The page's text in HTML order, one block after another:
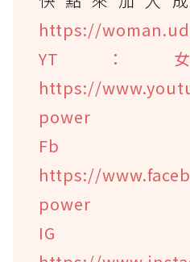
快點來加入
https://
YT：
https://
power
https://
power
IG